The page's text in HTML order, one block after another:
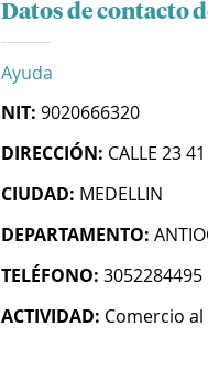
Datos de contacto
Ayuda
NIT: 9020666320
DIRECCIÓN: CALLE 23
CIUDAD: MEDELLIN
DEPARTAMENTO:
TELÉFONO: 3052284495
ACTIVIDAD: Comercio